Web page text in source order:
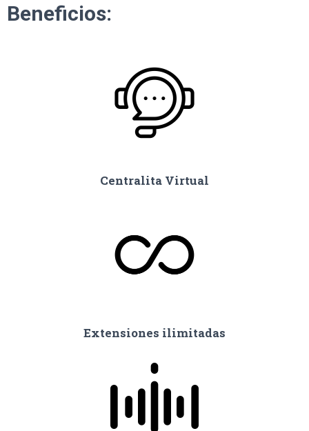
Beneficios:
Centralita Virtual
Extensiones ilimitadas